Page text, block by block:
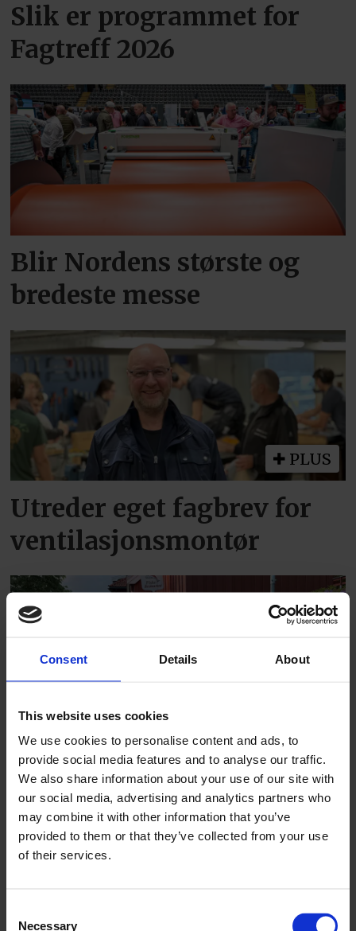
Consent Details About
This website uses cookies
We use cookies to personalise content and ads, to
provide social media features and to analyse our traffic.
We also share information about your use of our site with
our social media, advertising and analytics partners who
may combine it with other information that you’ve
provided to them or that they’ve collected from your use
of their services.
Necessary
Slik er programmet for
Fagtreff 2026
Blir Nordens største og
bredeste messe
PLUS
Utreder eget fagbrev for
ventilasjonsmontør
Så på landsmøtebyen 2027
PLUS